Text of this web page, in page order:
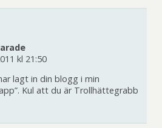
kl 21:50
lagt in din blogg i min
Kul att du är Trollhättegrabb